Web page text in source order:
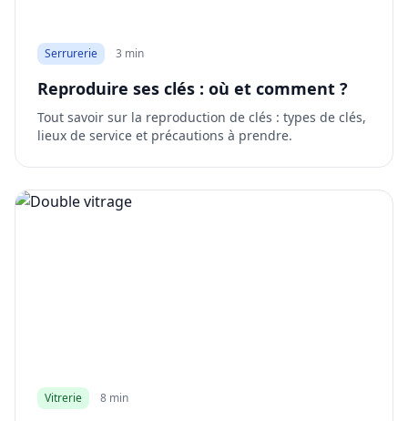
Serrurerie 3 min
Reproduire ses clés : où et comment ?
Tout savoir sur la reproduction de clés : types de clés,
lieux de service et précautions à prendre.
Vitrerie 8 min